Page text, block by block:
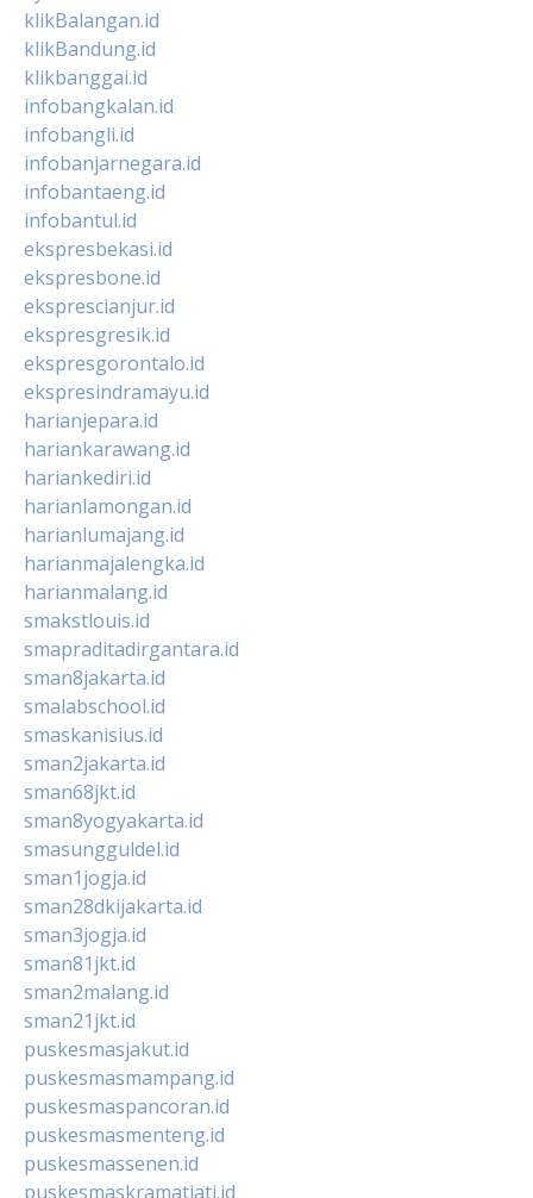
klikBalangan.id
klikBandung.id
klikbanggai.id
infobangkalan.id
infobangli.id
infobanjarnegara.id
infobantaeng.id
infobantul.id
ekspresbekasi.id
ekspresbone.id
eksprescianjur.id
ekspresgresik.id
ekspresgorontalo.id
ekspresindramayu.id
harianjepara.id
hariankarawang.id
hariankediri.id
harianlamongan.id
harianlumajang.id
harianmajalengka.id
harianmalang.id
smakstlouis.id
smapraditadirgantara.id
sman8jakarta.id
smalabschool.id
smaskanisius.id
sman2jakarta.id
sman68jkt.id
sman8yogyakarta.id
smasungguldel.id
sman1jogja.id
sman28dkijakarta.id
sman3jogja.id
sman81jkt.id
sman2malang.id
sman21jkt.id
puskesmasjakut.id
puskesmasmampang.id
puskesmaspancoran.id
puskesmasmenteng.id
puskesmassenen.id
puskesmaskramatjati.id